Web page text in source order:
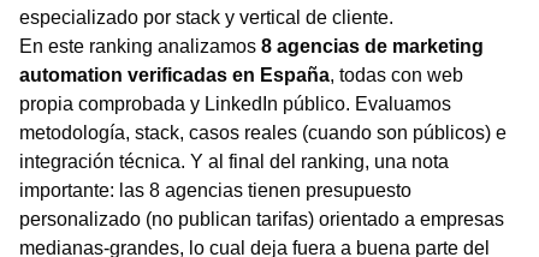
especializado por stack y vertical de cliente.
En este ranking analizamos 8 agencias de marketing
automation verificadas en España, todas con web
propia comprobada y LinkedIn público. Evaluamos
metodología, stack, casos reales (cuando son públicos) e
integración técnica. Y al final del ranking, una nota
importante: las 8 agencias tienen presupuesto
personalizado (no publican tarifas) orientado a empresas
medianas-grandes, lo cual deja fuera a buena parte del